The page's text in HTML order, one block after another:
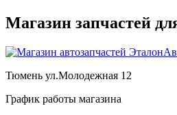
Магазин запчастей
Тюмень ул.Молодежная 12
График работы магазина